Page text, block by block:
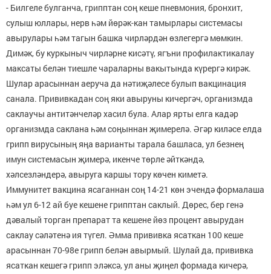
- Билгеле булганча, грипптан соң кеше пневмония, бронхит,
сулыш юллары, нерв һәм йөрәк-кан тамырлары системасы
авырулары һәм тагын башка чирләрдән өзлегергә мөмкин.
Димәк, бу куркыныч чирләрне кисәтү, ягъни профилактикалау
максаты белән тиешле чараларны вакытында күрергә кирәк.
Шулар арасыннан аеруча да нәтиҗәлесе булып вакцинация
санала. Прививкадан соң яки авыруны кичергәч, организмда
саклаучы антитәнчеләр хасил була. Алар ярты елга кадәр
организмда саклана һәм соңыннан җимерелә. Әгәр киләсе елда
грипп вирусының яңа варианты тарала башласа, ул безнең
имун системасын җимерә, икенче төрле әйткәндә,
хәлсезләндерә, авыруга каршы тору көчен киметә.
Иммунитет вакцина ясаганнан соң 14-21 көн эчендә формалаша
һәм ул 6-12 ай буе кешене грипптан саклый. Дөрес, бер генә
дәвалый торган препарат та кешене йөз процент авырудан
саклау сәләтенә ия түгел. Әмма прививка ясаткан 100 кеше
арасыннан 70-98е грипп белән авырмый. Шулай да, прививка
ясаткан кешегә грипп эләксә, ул аны җиңел формада кичерә,